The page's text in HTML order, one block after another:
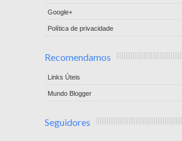
Google+
Política de privacidade
Recomendamos
Links Úteis
Mundo Blogger
Seguidores